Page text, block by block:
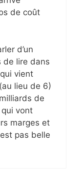
de coût
d’un
de lire dans
vient
lieu de 6)
de
vont
marges et
pas belle